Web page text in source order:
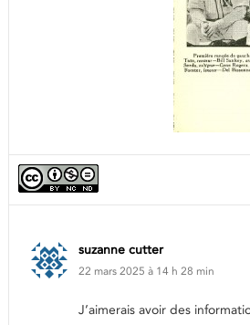
suzanne cutter
22 mars 2025 à 14 h 28 min
J’aimerais avoir des